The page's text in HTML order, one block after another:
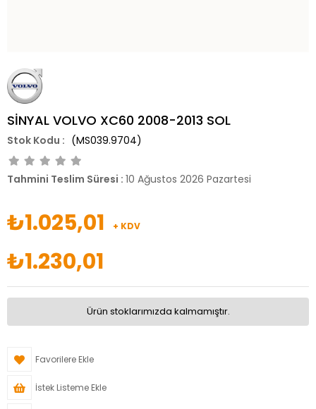
SİNYAL VOLVO XC60 2008-2013 SOL
(MS039.9704)
Tahmini Teslim Süresi : 10 Ağustos 2026 Pazartesi
₺1.025,01 + KDV
₺1.230,01
Ürün stoklarımızda kalmamıştır.
Favorilere Ekle
İstek Listeme Ekle